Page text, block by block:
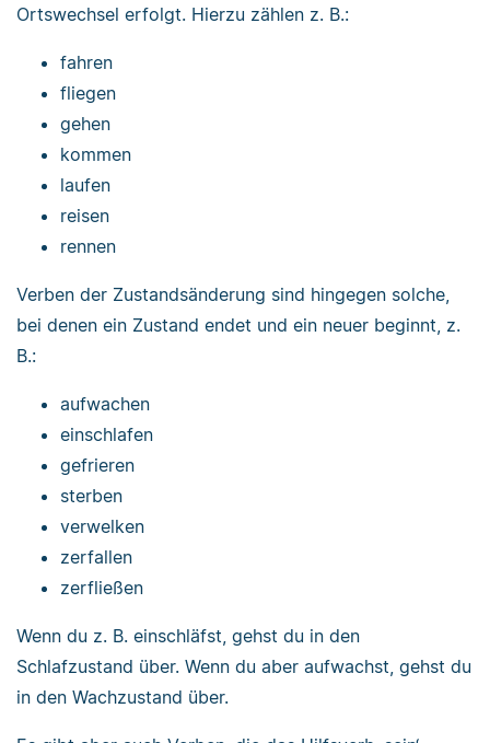
Ortswechsel erfolgt. Hierzu zählen z. B.:
fahren
fliegen
gehen
kommen
laufen
reisen
rennen
Verben der Zustandsänderung sind hingegen solche,
bei denen ein Zustand endet und ein neuer beginnt, z.
B.:
aufwachen
einschlafen
gefrieren
sterben
verwelken
zerfallen
zerfließen
Wenn du z. B. einschläfst, gehst du in den
Schlafzustand über. Wenn du aber aufwachst, gehst du
in den Wachzustand über.